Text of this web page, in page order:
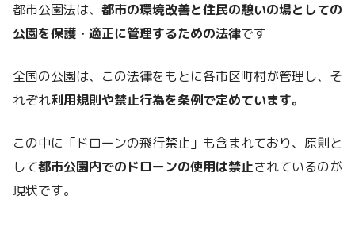
都市公園法は、 都市の環境改善と住民の憩いの場としての
公園を保護・適正に管理するための法律です
全国の公園は、この法律をもとに各市区町村が管理し、そ
れぞれ利用規則や禁止行為を条例で定めています。
この中に「ドローンの飛行禁止」も含まれており、原則と
して都市公園内でのドローンの使用は禁止されているのが
現状です。